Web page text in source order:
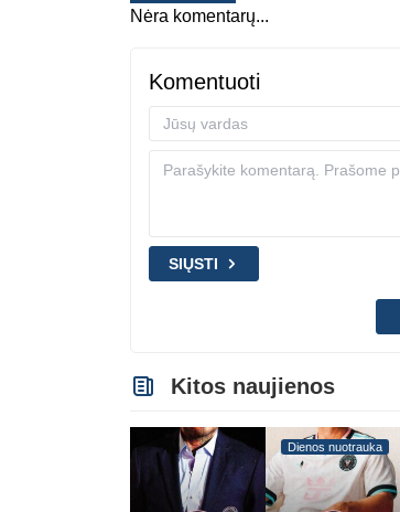
Nėra komentarų...
Komentuoti
SIŲSTI
Kitos naujienos
Dienos nuotrauka